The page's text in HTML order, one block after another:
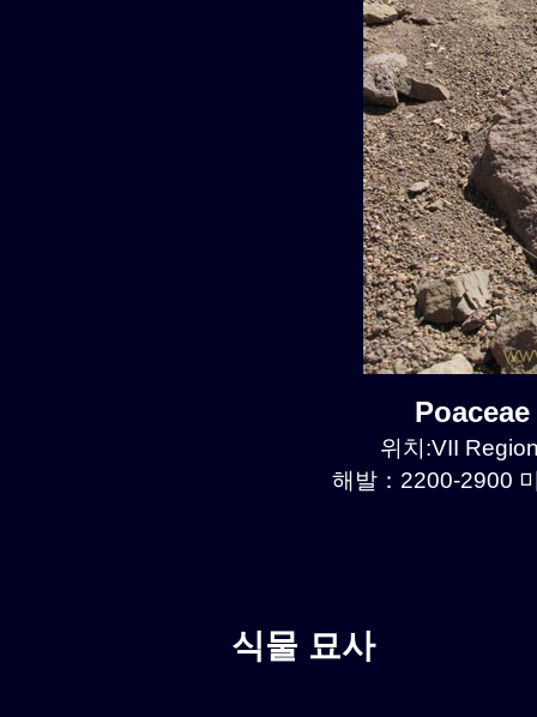
위치:VII
해발：2200-2900
식물 묘사